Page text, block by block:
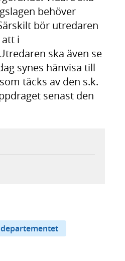
behöver
bör utredaren
i
ska även se
synes hänvisa till
täcks av den s.k.
senast den